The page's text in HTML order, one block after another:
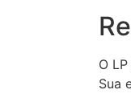
O
Sua